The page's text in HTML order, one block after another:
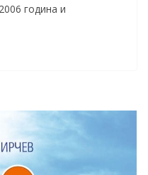
година и